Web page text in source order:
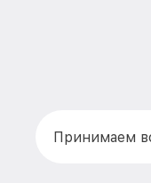
Принимаем